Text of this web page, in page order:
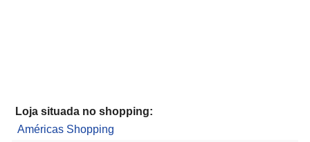
Loja situada no shopping:
Américas Shopping